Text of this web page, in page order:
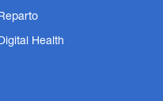
Health